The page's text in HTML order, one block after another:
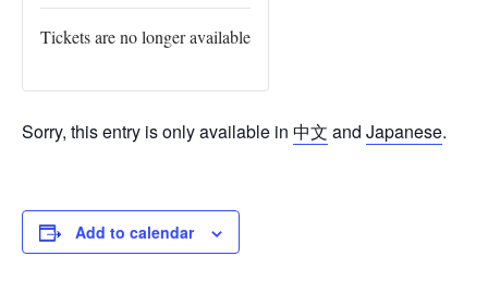
Tickets are no longer available
Sorry, this entry is only available in 中文 and Japanese.
Add to calendar